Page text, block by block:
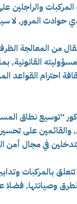
والراجلين
حوادث المرور, لا
من المعالجة
القانونية,
احترام القواعد
“توسيع نطاق
والقائمين على
في مجال أمن
بالمركبات
وصيانتها, فضلا